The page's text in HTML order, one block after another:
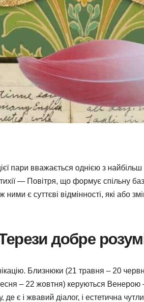
пари вважається однією з найбільш
— Повітря, що формує спільну
є суттєві відмінності, які або
добре
Близнюки (21 травня – 20
– 22 жовтня) керуються Венерою
є і жвавий діалог, і естетична